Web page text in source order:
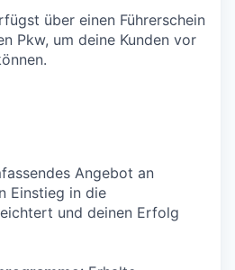
über einen Führerschein
Pkw, um deine Kunden vor
Angebot an
Einstieg in die
und deinen Erfolg